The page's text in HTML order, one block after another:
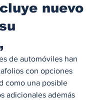
nuevo
de automóviles han
con opciones
como una posible
adicionales además